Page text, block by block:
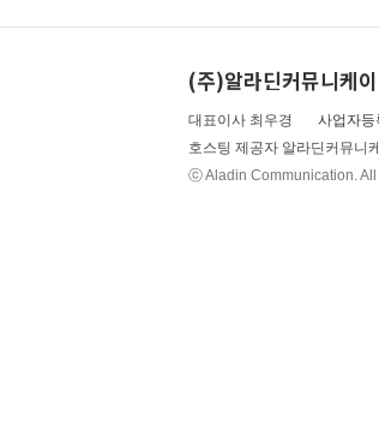
(주)알라딘커뮤니케
대표이사 최우경 사업자
호스팅 제공자 알라딘커뮤니
ⓒ Aladin Communication.